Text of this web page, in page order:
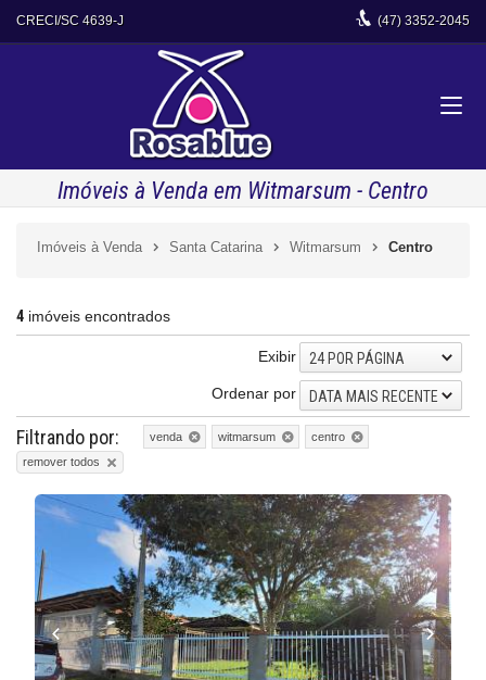
CRECI/SC 4639-J (47) 3352-2045
Imóveis à Venda em Witmarsum - Centro
Imóveis à Venda Santa Catarina Witmarsum Centro
4 imóveis encontrados
Exibir
24 POR PÁGINA
Ordenar por
DATA MAIS RECENTE
Filtrando por: venda witmarsum
centro
remover todos